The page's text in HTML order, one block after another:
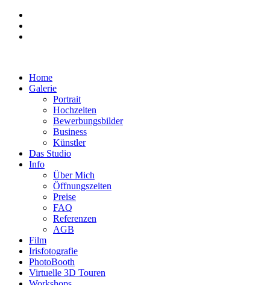
Home
Galerie
Portrait
Hochzeiten
Bewerbungsbilder
Business
Künstler
Das Studio
Info
Über Mich
Öffnungszeiten
Preise
FAQ
Referenzen
AGB
Film
Irisfotografie
PhotoBooth
Virtuelle 3D Touren